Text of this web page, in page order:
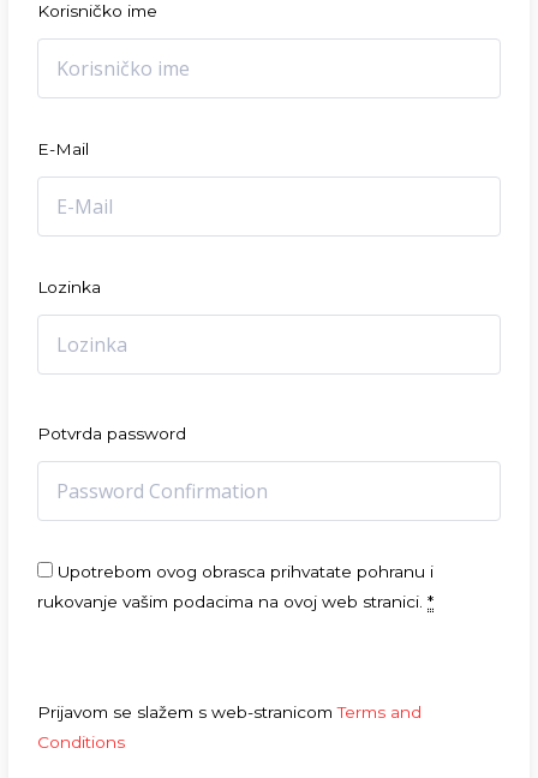
Korisničko ime
E-Mail
Lozinka
Potvrda password
Upotrebom ovog obrasca prihvatate pohranu i
rukovanje vašim podacima na ovoj web stranici.*
Prijavom se slažem s web-stranicomTerms and
Conditions